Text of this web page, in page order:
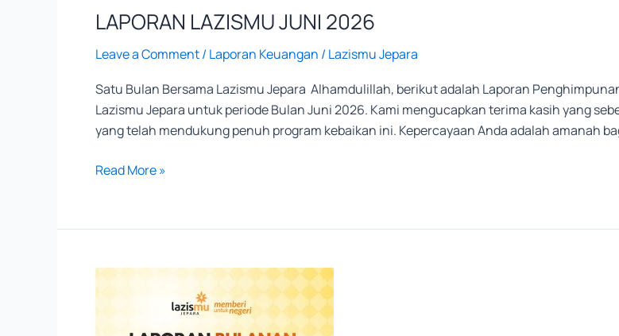
LAPORAN LAZISMU JUNI 2026
Leave a Comment/ Laporan Keuangan / Lazismu Jepara
Satu Bulan Bersama Lazismu Jepara Alhamdulillah, berikut adalah Laporan
Lazismu Jepara untuk periode Bulan Juni 2026. Kami mengucapkan terima kasih yang
yang telah mendukung penuh program kebaikan ini. Kepercayaan Anda adalah amanah
Read More »
LAPORAN
LAZISMU